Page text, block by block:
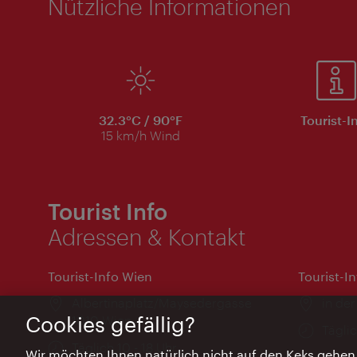
Nützliche Informationen
32.3°C / 90°F
15 km/h Wind
Tourist-
Tourist Info
Adressen & Kontakt
Tourist-Info Wien
1010 Wien
Öffnungszeiten:
Täglich 10 - 18 Uhr
Tourist-
Cookies gefällig?